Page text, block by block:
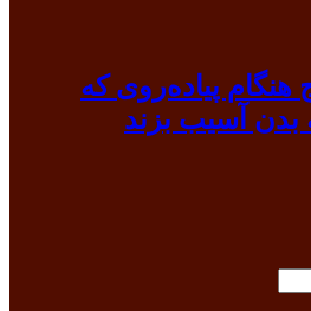
هنگام پیاده‌روی که
آسیب بزند